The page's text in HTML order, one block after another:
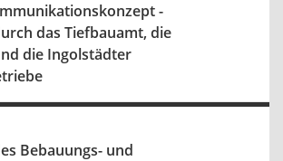
-
das Tiefbauamt, die
die Ingolstädter
Bebauungs- und